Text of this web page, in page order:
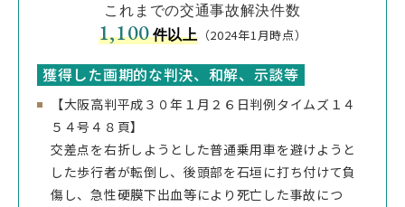
これまでの交通事故解決件数
1,100件以上（2024年1月時点）
獲得した画期的な判決、和解、示談等
【大阪高判平成３０年１月２６日判例タイムズ１４
５４号４８頁】
交差点を右折しようとした普通乗用車を避けようと
した歩行者が転倒し、後頭部を石垣に打ち付けて負
傷し、急性硬膜下出血等により死亡した事故につ